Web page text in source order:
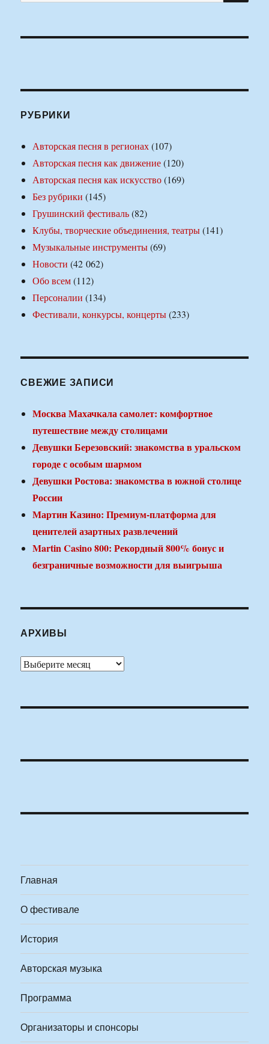
РУБРИКИ
Авторская песня в регионах(107)
Авторская песня как движение(120)
Авторская песня как искусство(169)
Без рубрики (145)
Грушинский фестиваль(82)
Клубы, творческие объединения, театры(141)
Музыкальные инструменты(69)
Новости (42 062)
Обо всем(112)
Персоналии (134)
Фестивали, конкурсы, концерты(233)
СВЕЖИЕ ЗАПИСИ
Москва Махачкала самолет: комфортное
путешествие между столицами
Девушки Березовский: знакомства в уральском
городе с особым шармом
Девушки Ростова: знакомства в южной столице
России
Мартин Казино: Премиум-платформа для
ценителей азартных развлечений
Martin Casino 800: Рекордный 800% бонус и
безграничные возможности для выигрыша
АРХИВЫ
Архивы
Главная
О фестивале
История
Авторская музыка
Программа
Организаторы и спонсоры